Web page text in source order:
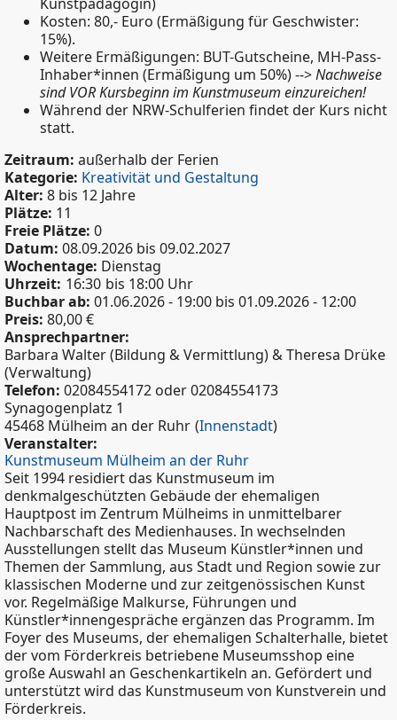
Kosten: 80,- Euro (Ermäßigung für Geschwister:
15%).
Weitere Ermäßigungen: BUT-Gutscheine, MH-Pass-
Inhaber*innen (Ermäßigung um 50%) -->Nachweise
sind VOR Kursbeginn im Kunstmuseum einzureichen!
Während der NRW-Schulferien findet der Kurs nicht
statt.
Zeitraum: außerhalb der Ferien
Kategorie: Kreativität und Gestaltung
Alter: 8 bis 12 Jahre
Plätze: 11
Freie Plätze: 0
Datum: 08.09.2026 bis 09.02.2027
Wochentage: Dienstag
Uhrzeit: 16:30 bis 18:00 Uhr
Buchbar ab: 01.06.2026 - 19:00 bis 01.09.2026 - 12:00
Preis: 80,00 €
Ansprechpartner:
Barbara Walter (Bildung & Vermittlung) & Theresa Drüke
(Verwaltung)
Telefon: 02084554172 oder 02084554173
Synagogenplatz 1
45468 Mülheim an der Ruhr (Innenstadt)
Veranstalter:
Kunstmuseum Mülheim an der Ruhr
Seit 1994 residiert das Kunstmuseum im
denkmalgeschützten Gebäude der ehemaligen
Hauptpost im Zentrum Mülheims in unmittelbarer
Nachbarschaft des Medienhauses. In wechselnden
Ausstellungen stellt das Museum Künstler*innen und
Themen der Sammlung, aus Stadt und Region sowie zur
klassischen Moderne und zur zeitgenössischen Kunst
vor. Regelmäßige Malkurse, Führungen und
Künstler*innengespräche ergänzen das Programm. Im
Foyer des Museums, der ehemaligen Schalterhalle, bietet
der vom Förderkreis betriebene Museumsshop eine
große Auswahl an Geschenkartikeln an. Gefördert und
unterstützt wird das Kunstmuseum von Kunstverein und
Förderkreis.